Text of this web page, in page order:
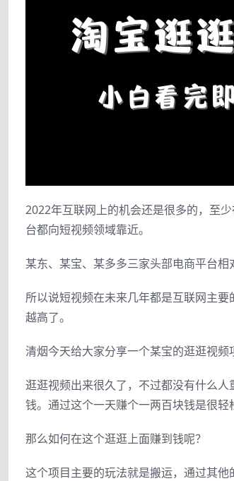
2022年互联网上的机会还是很多的，至
台都向短视频领域靠近。
某东、某宝、某多多三家头部电商平台
所以说短视频在未来几年都是互联网主
越高了。
清烟今天给大家分享一个某宝的逛逛视频
逛逛视频出来很久了，不过都没有什么
钱。通过这个一天赚个一两百块钱是很轻
那么如何在这个逛逛上面赚到钱呢？
这个项目主要的玩法就是搬运，通过其